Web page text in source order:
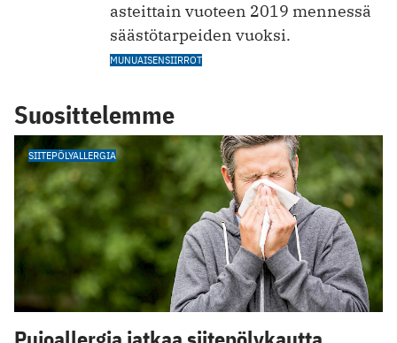
asteittain vuoteen 2019 mennessä
säästötarpeiden vuoksi.
MUNUAISENSIIRROT
Suosittelemme
SIITEPÖLYALLERGIA